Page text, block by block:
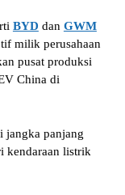
BYD dan GWM
milik perusahaan
pusat produksi
China di
jangka panjang
kendaraan listrik